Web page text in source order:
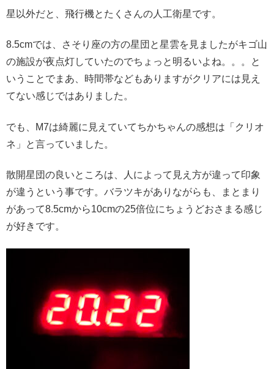
星以外だと、飛行機とたくさんの人工衛星です。
8.5cmでは、さそり座の方の星団と星雲を見ましたがキゴ山
の施設が夜点灯していたのでちょっと明るいよね。。。と
いうことでまあ、時間帯などもありますがクリアには見え
てない感じではありました。
でも、M7は綺麗に見えていてちかちゃんの感想は「クリオ
ネ」と言っていました。
散開星団の良いところは、人によって見え方が違って印象
が違うという事です。バラツキがありながらも、まとまり
があって8.5cmから10cmの25倍位にちょうどおさまる感じ
が好きです。